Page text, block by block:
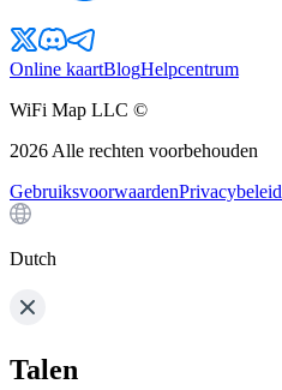
Online kaartBlogHelpcentrum
WiFi Map LLC ©
2026 Alle rechten voorbehouden
GebruiksvoorwaardenPrivacybeleid
Dutch
Talen